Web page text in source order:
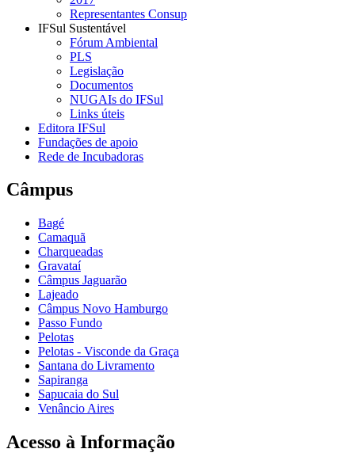
Representantes Consup
IFSul Sustentável
Fórum Ambiental
PLS
Legislação
Documentos
NUGAIs do IFSul
Links úteis
Editora IFSul
Fundações de apoio
Rede de Incubadoras
Câmpus
Bagé
Camaquã
Charqueadas
Gravataí
Câmpus Jaguarão
Lajeado
Câmpus Novo Hamburgo
Passo Fundo
Pelotas
Pelotas - Visconde da Graça
Santana do Livramento
Sapiranga
Sapucaia do Sul
Venâncio Aires
Acesso à Informação